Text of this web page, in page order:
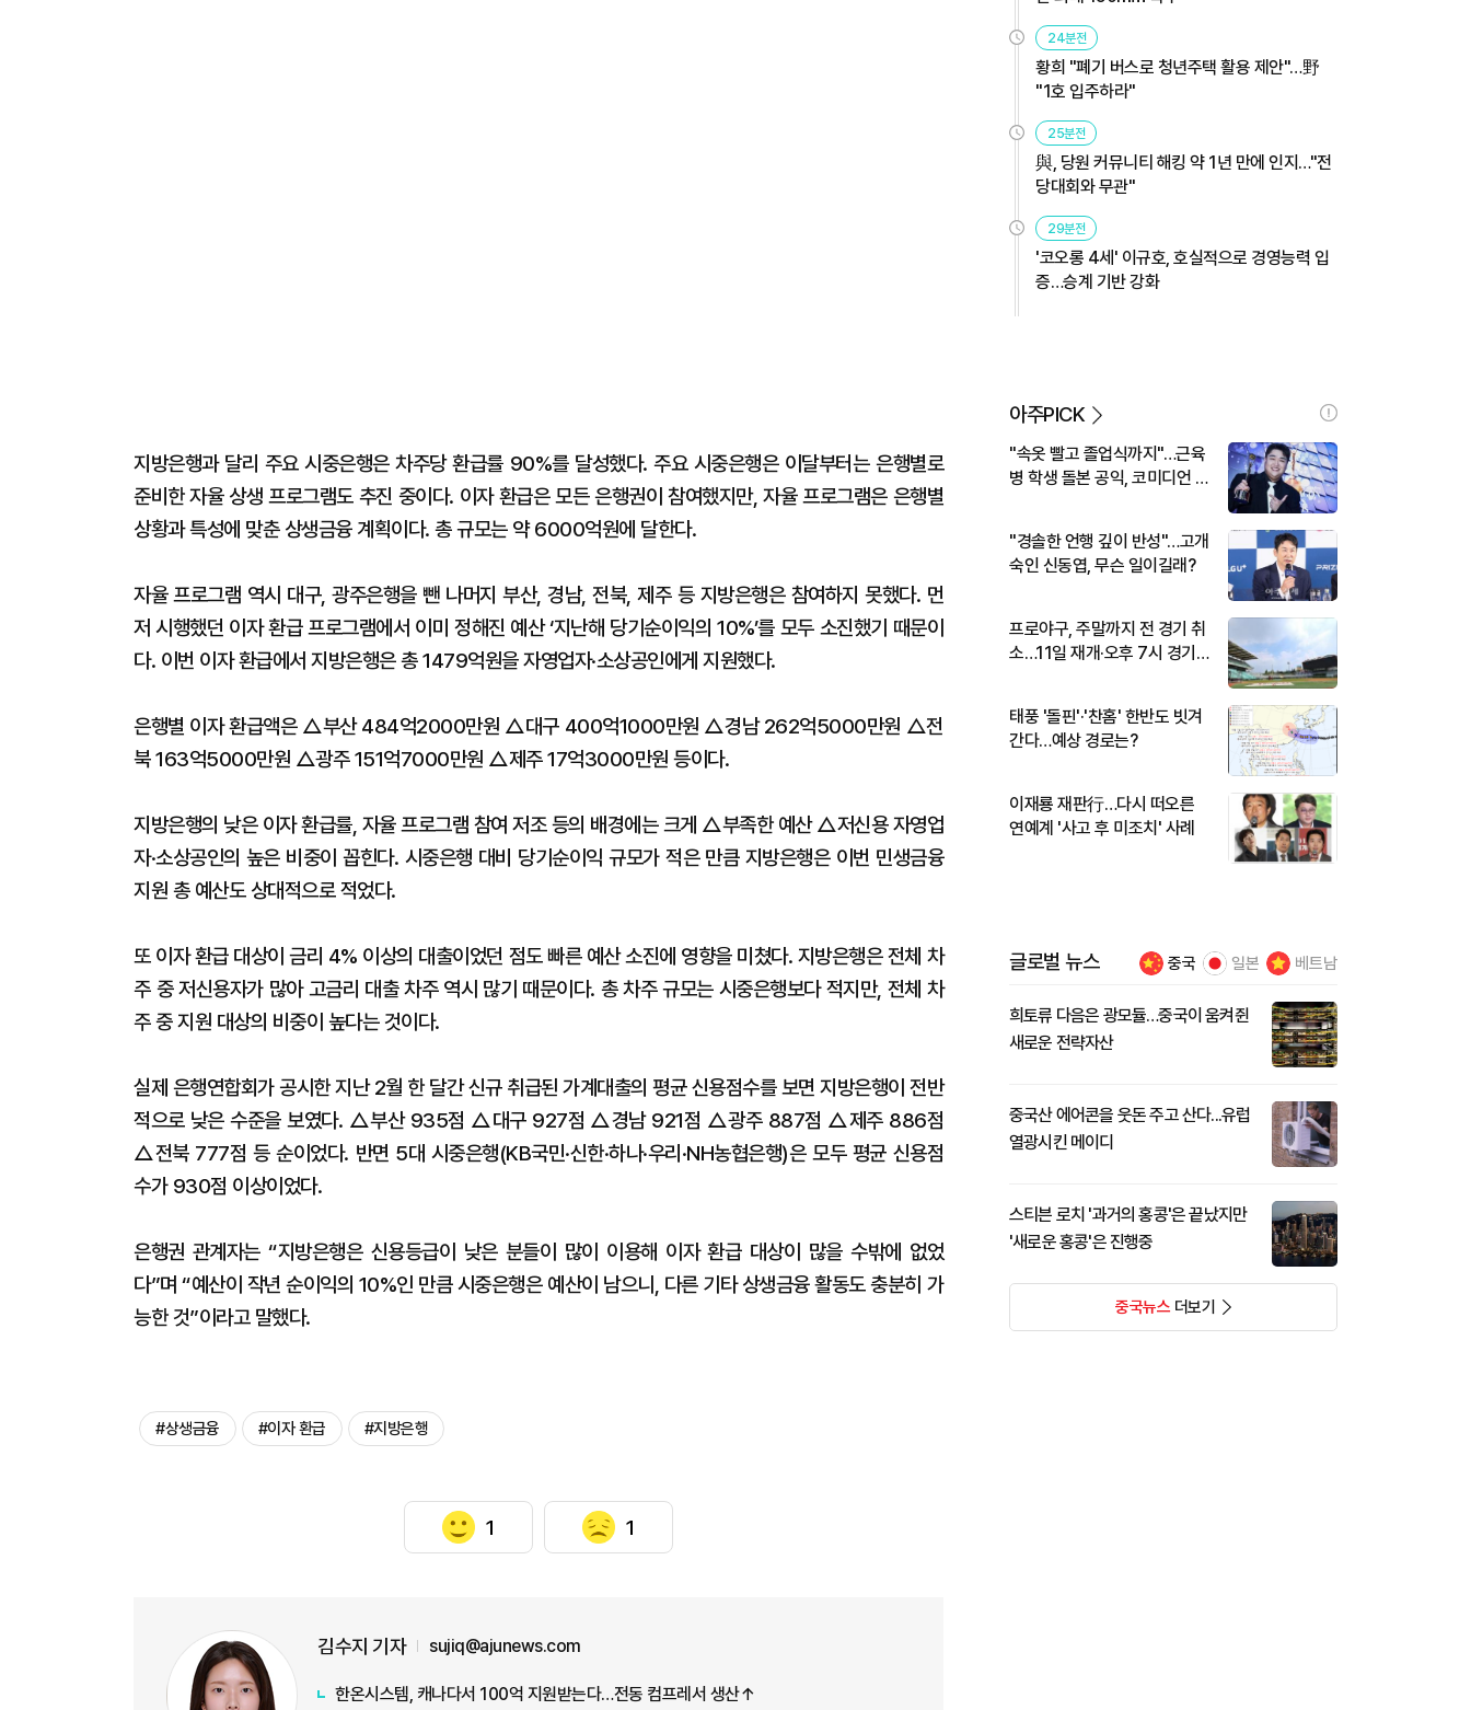
지방은행과 달리 주요 시중은행은 차주당 환급률 90%를 달성했다. 주요 시중은행은 이달부터는 은행별로
준비한 자율 상생 프로그램도 추진 중이다. 이자 환급은 모든 은행권이 참여했지만, 자율 프로그램은 은행별
상황과 특성에 맞춘 상생금융 계획이다. 총 규모는 약 6000억원에 달한다.
자율 프로그램 역시 대구, 광주은행을 뺀 나머지 부산, 경남, 전북, 제주 등 지방은행은 참여하지 못했다. 먼
저 시행했던 이자 환급 프로그램에서 이미 정해진 예산 ‘지난해 당기순이익의 10%’를 모두 소진했기 때문이
다. 이번 이자 환급에서 지방은행은 총 1479억원을 자영업자·소상공인에게 지원했다.
은행별 이자 환급액은 △부산 484억2000만원 △대구 400억1000만원 △경남 262억5000만원 △전
북 163억5000만원 △광주 151억7000만원 △제주 17억3000만원 등이다.
지방은행의 낮은 이자 환급률, 자율 프로그램 참여 저조 등의 배경에는 크게 △부족한 예산 △저신용 자영업
자·소상공인의 높은 비중이 꼽힌다. 시중은행 대비 당기순이익 규모가 적은 만큼 지방은행은 이번 민생금융
지원 총 예산도 상대적으로 적었다.
또 이자 환급 대상이 금리 4% 이상의 대출이었던 점도 빠른 예산 소진에 영향을 미쳤다. 지방은행은 전체 차
주 중 저신용자가 많아 고금리 대출 차주 역시 많기 때문이다. 총 차주 규모는 시중은행보다 적지만, 전체 차
주 중 지원 대상의 비중이 높다는 것이다.
실제 은행연합회가 공시한 지난 2월 한 달간 신규 취급된 가계대출의 평균 신용점수를 보면 지방은행이 전반
적으로 낮은 수준을 보였다. △부산 935점 △대구 927점 △경남 921점 △광주 887점 △제주 886점
△전북 777점 등 순이었다. 반면 5대 시중은행(KB국민·신한·하나·우리·NH농협은행)은 모두 평균 신용점
수가 930점 이상이었다.
은행권 관계자는 “지방은행은 신용등급이 낮은 분들이 많이 이용해 이자 환급 대상이 많을 수밖에 없었
다”며 “예산이 작년 순이익의 10%인 만큼 시중은행은 예산이 남으니, 다른 기타 상생금융 활동도 충분히 가
능한 것”이라고 말했다.
#상생금융 #이자 환급 #지방은행
1 1
김수지 기자 sujiq@ajunews.com
한온시스템, 캐나다서 100억 지원받는다…전동 컴프레서 생산↑
24분전
황희 "폐기 버스로 청년주택 활용 제안"…野
"1호 입주하라"
25분전
與, 당원 커뮤니티 해킹 약 1년 만에 인지…"전
당대회와 무관"
29분전
'코오롱 4세' 이규호, 호실적으로 경영능력 입
증…승계 기반 강화
아주PICK
"속옷 빨고 졸업식까지"…근육
병 학생 돌본 공익, 코미디언 김
"경솔한 언행 깊이 반성"…고개
숙인 신동엽, 무슨 일이길래?
프로야구, 주말까지 전 경기 취
소…11일 재개·오후 7시 경기
태풍 '돌핀'·'찬홈' 한반도 빗겨
간다…예상 경로는?
이재룡 재판行…다시 떠오른
연예계 '사고 후 미조치' 사례
글로벌 뉴스 중국 일본 베트남
희토류 다음은 광모듈…중국이 움켜쥔
새로운 전략자산
중국산 에어콘을 웃돈 주고 산다...유럽
열광시킨 메이디
스티븐 로치 '과거의 홍콩'은 끝났지만
'새로운 홍콩'은 진행중
중국뉴스더보기